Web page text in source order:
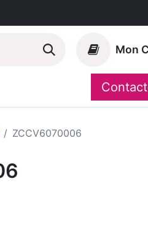
Mon
ZCCV6070006